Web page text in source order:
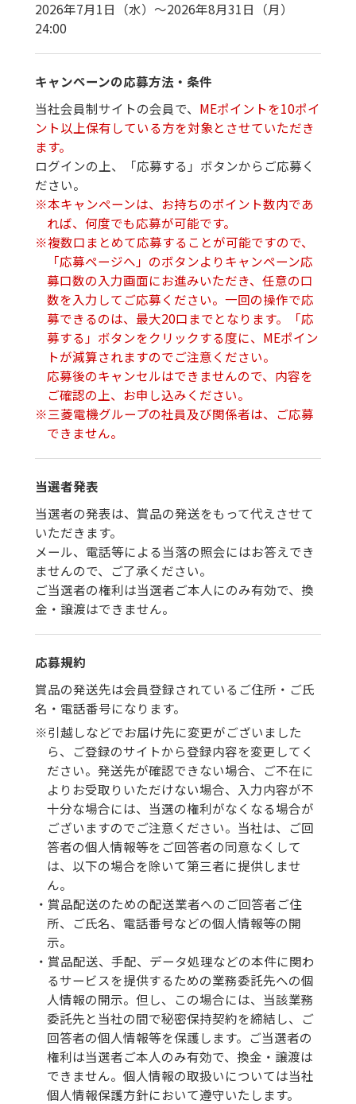
2026年7月1日（水）～2026年8月31日（月）
24:00
キャンペーンの応募方法・条件
当社会員制サイトの会員で、 MEポイントを10ポイ
ント以上保有している方を対象とさせていただき
ます。
ログインの上、「応募する」ボタンからご応募く
ださい。
※本キャンペーンは、お持ちのポイント数内であ
れば、何度でも応募が可能です。
※複数口まとめて応募することが可能ですので、
「応募ページへ」のボタンよりキャンペーン応
募口数の入力画面にお進みいただき、任意の口
数を入力してご応募ください。一回の操作で応
募できるのは、最大20口までとなります。「応
募する」ボタンをクリックする度に、MEポイン
トが減算されますのでご注意ください。
応募後のキャンセルはできませんので、内容を
ご確認の上、お申し込みください。
※三菱電機グループの社員及び関係者は、ご応募
できません。
当選者発表
当選者の発表は、賞品の発送をもって代えさせて
いただきます。
メール、電話等による当落の照会にはお答えでき
ませんので、ご了承ください。
ご当選者の権利は当選者ご本人にのみ有効で、換
金・譲渡はできません。
応募規約
賞品の発送先は会員登録されているご住所・ご氏
名・電話番号になります。
※引越しなどでお届け先に変更がございました
ら、ご登録のサイトから登録内容を変更してく
ださい。発送先が確認できない場合、ご不在に
よりお受取りいただけない場合、入力内容が不
十分な場合には、当選の権利がなくなる場合が
ございますのでご注意ください。当社は、ご回
答者の個人情報等をご回答者の同意なくして
は、以下の場合を除いて第三者に提供しませ
ん。
・ 賞品配送のための配送業者へのご回答者ご住
所、ご氏名、電話番号などの個人情報等の開
示。
・ 賞品配送、手配、データ処理などの本件に関わ
るサービスを提供するための業務委託先への個
人情報の開示。但し、この場合には、当該業務
委託先と当社の間で秘密保持契約を締結し、ご
回答者の個人情報等を保護します。ご当選者の
権利は当選者ご本人のみ有効で、換金・譲渡は
できません。個人情報の取扱いについては当社
個人情報保護方針において遵守いたします。